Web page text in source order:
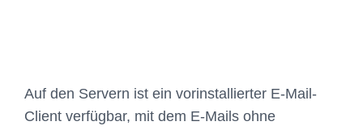
Auf den Servern ist ein vorinstallierter E-Mail-
Client verfügbar, mit dem E-Mails ohne